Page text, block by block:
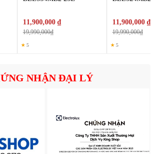
11,900,000 ₫
19,990,000₫
★ 5
11,900,000 ₫
19,990,000₫
★ 5
NHẬN ĐẠI LÝ